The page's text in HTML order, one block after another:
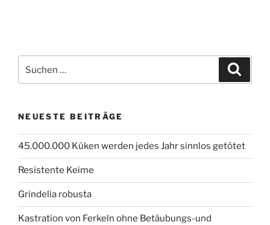
nach:
NEUESTE BEITRÄGE
45.000.000 Küken werden jedes Jahr sinnlos getötet
Resistente Keime
Grindelia robusta
Kastration von Ferkeln ohne Betäubungs-und